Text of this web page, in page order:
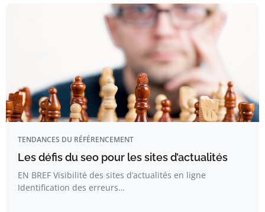
TENDANCES DU RÉFÉRENCEMENT
Les défis du seo pour les sites d’actualités
EN BREF Visibilité des sites d’actualités en ligne
Identification des erreurs…